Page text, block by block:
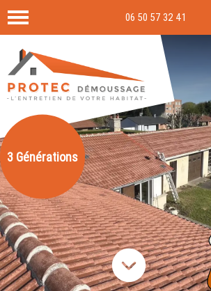
06 50 57 32 41
3 Générations